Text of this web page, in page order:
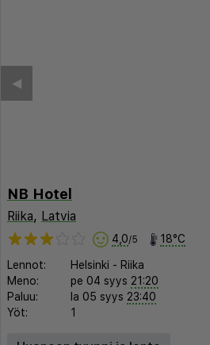
◀︎
NB Hotel
Riika, Latvia
4,0/5 18°C
Lennot: Helsinki - Riika
Meno:
pe 04 syys 21:20
Paluu:
la 05 syys 23:40
Yöt:
1